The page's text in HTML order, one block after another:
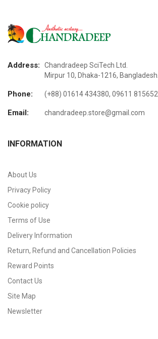
Address:
Chandradeep SciTech Ltd.
Mirpur 10, Dhaka-1216, Bangladesh.
Phone: (+88) 01614 434380, 09611 815652
Email: chandradeep.store@gmail.com
INFORMATION
About Us
Privacy Policy
Cookie policy
Terms of Use
Delivery Information
Return, Refund and Cancellation Policies
Reward Points
Contact Us
Site Map
Newsletter